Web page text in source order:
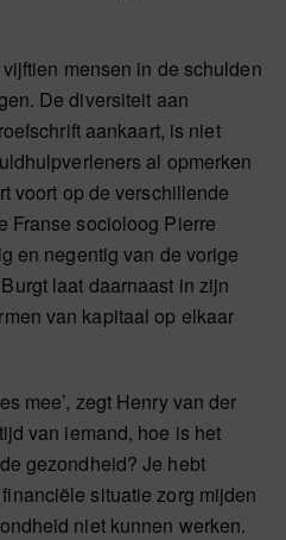
mensen in de schulden
De diversiteit aan
aankaart, is niet
al opmerken
voort op de verschillende
Franse socioloog Pierre
en negentig van de vorige
laat daarnaast in zijn
van kapitaal op elkaar
mee’, zegt Henry van der
van iemand, hoe is het
gezondheid? Je hebt
situatie zorg mijden
niet kunnen werken.